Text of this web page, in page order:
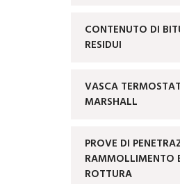
CONTENUTO DI
RESIDUI
VASCA
MARSHALL
PROVE DI
RAMMOLLIMENTO
ROTTURA